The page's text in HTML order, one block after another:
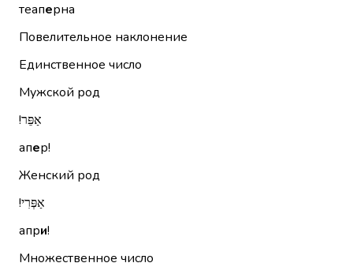
теаперна
Повелительное наклонение
Единственное число
Мужской род
אַפֵּר!‏
апер!
Женский род
אַפְּרִי!‏
апри!
Множественное число